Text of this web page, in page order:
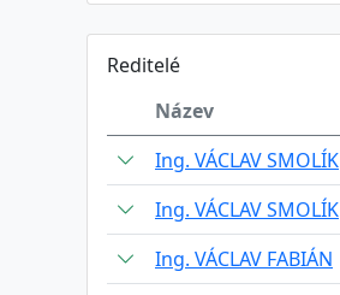
Reditelé
Název
Ing. VÁCLAV SMOLÍK
Ing. VÁCLAV SMOLÍK
Ing. VÁCLAV FABIÁN